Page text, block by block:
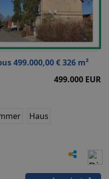
499.000,00 € 326 m²
499.000 EUR
Haus